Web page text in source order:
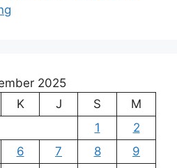
2025
K J S
M
1
2
6 7 8
9